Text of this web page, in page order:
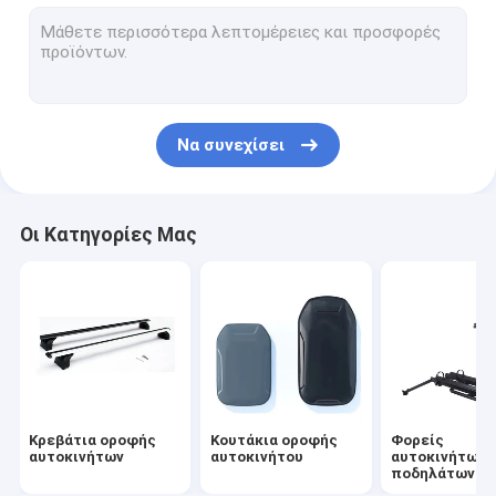
Καμπινγκ αυτοκινήτου
Άλλα αξεσουάρ
Να συνεχίσει
Οι Κατηγορίες Μας
Κρεβάτια οροφής
αυτοκινήτων
Κουτάκια οροφής
αυτοκινήτου
Φορείς
αυτοκινήτων
ποδηλάτων